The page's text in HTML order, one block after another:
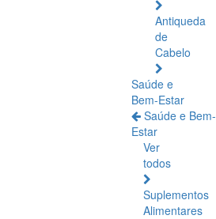
Antiqueda
de
Cabelo
Saúde e
Bem-Estar
Saúde e Bem-
Estar
Ver
todos
Suplementos
Alimentares